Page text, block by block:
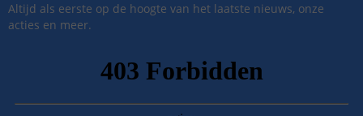
Altijd als eerste op de hoogte van het laatste nieuws, onze
acties en meer.